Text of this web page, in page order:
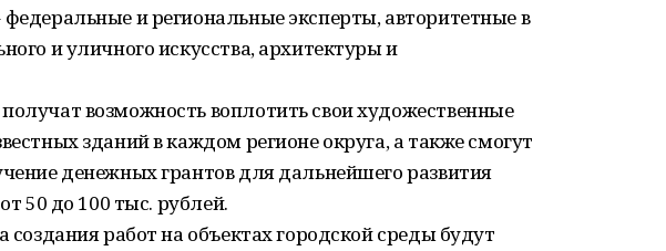
и региональные эксперты, авторитетные в
и уличного искусства, архитектуры и
возможность воплотить свои художественные
зданий в каждом регионе округа, а также смогут
денежных грантов для дальнейшего развития
50 до 100 тыс. рублей.
создания работ на объектах городской среды будут